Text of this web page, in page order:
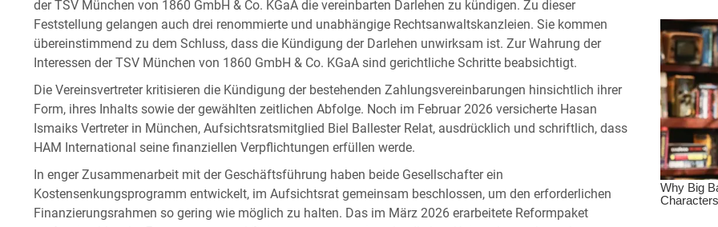
der TSV München von 1860 GmbH & Co. KGaA die vereinbarten Darlehen zu kündigen. Zu dieser
Feststellung gelangen auch drei renommierte und unabhängige Rechtsanwaltskanzleien. Sie kommen
übereinstimmend zu dem Schluss, dass die Kündigung der Darlehen unwirksam ist. Zur Wahrung der
Interessen der TSV München von 1860 GmbH & Co. KGaA sind gerichtliche Schritte beabsichtigt.
Die Vereinsvertreter kritisieren die Kündigung der bestehenden Zahlungsvereinbarungen hinsichtlich ihrer
Form, ihres Inhalts sowie der gewählten zeitlichen Abfolge. Noch im Februar 2026 versicherte Hasan
Ismaiks Vertreter in München, Aufsichtsratsmitglied Biel Ballester Relat, ausdrücklich und schriftlich, dass
HAM International seine finanziellen Verpflichtungen erfüllen werde.
In enger Zusammenarbeit mit der Geschäftsführung haben beide Gesellschafter ein
Kostensenkungsprogramm entwickelt, im Aufsichtsrat gemeinsam beschlossen, um den erforderlichen
Finanzierungsrahmen so gering wie möglich zu halten. Das im März 2026 erarbeitete Reformpaket